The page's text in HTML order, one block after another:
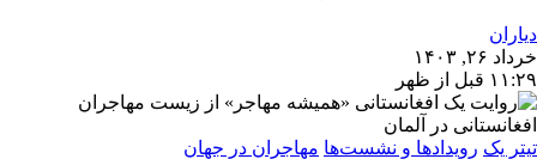
دیاران
خرداد ۲۶, ۱۴۰۳
۱۱:۲۹ قبل از ظهر
تیتر یک رویدادها و نشست‌ها مهاجران در جهان